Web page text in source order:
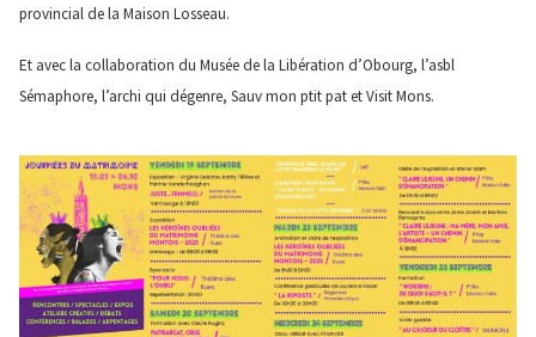
provincial de la Maison Losseau.
Et avec la collaboration du Musée de la Libération d’Obourg, l’asbl
Sémaphore, l’archi qui dégenre, Sauv mon ptit pat et Visit Mons.